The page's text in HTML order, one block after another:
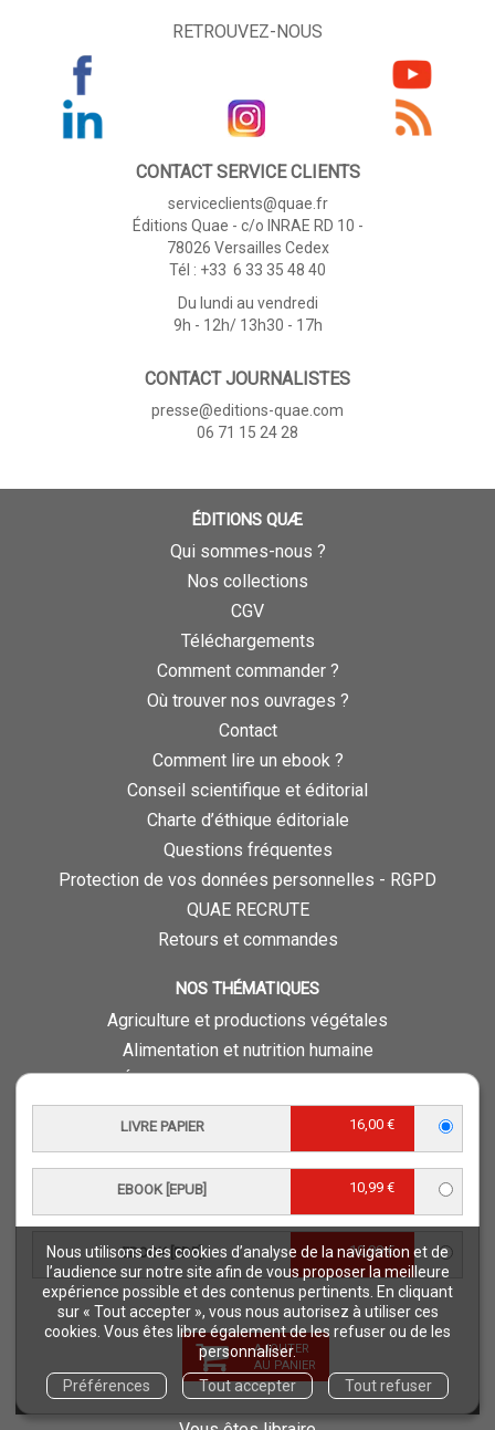
Nous utilisons des cookies d’analyse de la navigation et de
l’audience sur notre site afin de vous proposer la meilleure
expérience possible et des contenus pertinents. En cliquant
sur « Tout accepter », vous nous autorisez à utiliser ces
cookies. Vous êtes libre également de les refuser ou de les
personnaliser.
Préférences
Tout accepter Tout refuser
LIVRE PAPIER 16,00 €
EBOOK [EPUB] 10,99 €
EBOOK [PDF] 10,99 €
AJOUTER
AU PANIER
RETROUVEZ-NOUS
CONTACT SERVICE CLIENTS
serviceclients@quae.fr
Éditions Quae - c/o INRAE RD 10 -
78026 Versailles Cedex
Tél : +33 6 33 35 48 40
Du lundi au vendredi
9h - 12h/ 13h30 - 17h
CONTACT JOURNALISTES
presse@editions-quae.com
06 71 15 24 28
ÉDITIONS QUÆ
Qui sommes-nous ?
Nos collections
CGV
Téléchargements
Comment commander ?
Où trouver nos ouvrages ?
Contact
Comment lire un ebook ?
Conseil scientifique et éditorial
Charte d’éthique éditoriale
Questions fréquentes
Protection de vos données personnelles - RGPD
QUAE RECRUTE
Retours et commandes
NOS THÉMATIQUES
Agriculture et productions végétales
Alimentation et nutrition humaine
Élevage et productions animales
Forêt et sylviculture
Pays du Sud
Pêche - Ressources aquatiques et aquacoles
Sciences de la vie et de la terre
Science pour tous
Sciences sociales, politiques, économiques
ESPACE PRO
Vous êtes auteur
Vous êtes journaliste